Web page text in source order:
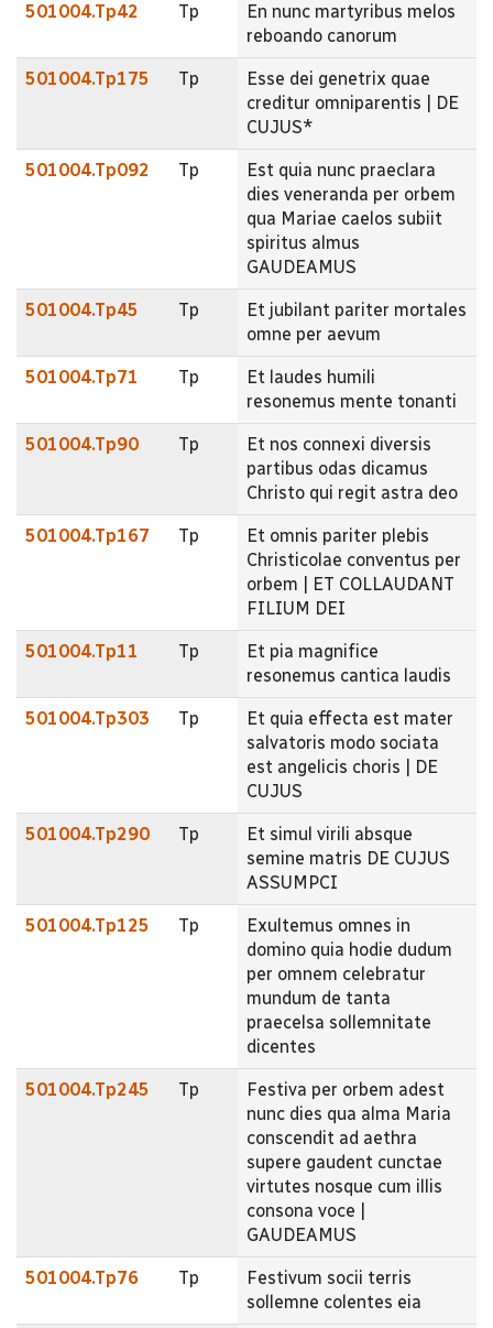
501004.Tp42 Tp
En nunc martyribus melos
reboando canorum
501004.Tp175 Tp
Esse dei genetrix quae
creditur omniparentis | DE
CUJUS*
501004.Tp092 Tp
Est quia nunc praeclara
dies veneranda per orbem
qua Mariae caelos subiit
spiritus almus
GAUDEAMUS
501004.Tp45 Tp
Et jubilant pariter mortales
omne per aevum
501004.Tp71 Tp
Et laudes humili
resonemus mente tonanti
501004.Tp90 Tp
Et nos connexi diversis
partibus odas dicamus
Christo qui regit astra deo
501004.Tp167 Tp
Et omnis pariter plebis
Christicolae conventus per
orbem | ET COLLAUDANT
FILIUM DEI
501004.Tp11 Tp
Et pia magnifice
resonemus cantica laudis
501004.Tp303 Tp
Et quia effecta est mater
salvatoris modo sociata
est angelicis choris | DE
CUJUS
501004.Tp290 Tp
Et simul virili absque
semine matris DE CUJUS
ASSUMPCI
501004.Tp125 Tp
Exultemus omnes in
domino quia hodie dudum
per omnem celebratur
mundum de tanta
praecelsa sollemnitate
dicentes
501004.Tp245 Tp
Festiva per orbem adest
nunc dies qua alma Maria
conscendit ad aethra
supere gaudent cunctae
virtutes nosque cum illis
consona voce |
GAUDEAMUS
501004.Tp76 Tp
Festivum socii terris
sollemne colentes eia